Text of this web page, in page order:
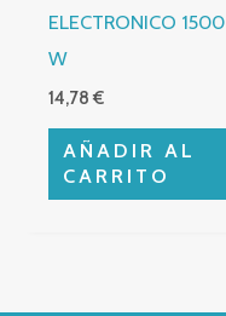
ELECTRONICO 1500
W
14,78€
AÑADIR AL
CARRITO